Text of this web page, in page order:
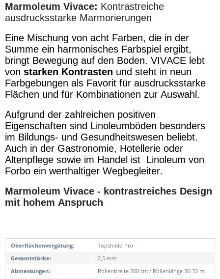
Marmoleum Vivace: Kontrastreiche
ausdrucksstarke Marmorierungen
Eine Mischung von acht Farben, die in der
Summe ein harmonisches Farbspiel ergibt,
bringt Bewegung auf den Boden. VIVACE lebt
von starken Kontrasten und steht in neun
Farbgebungen als Favorit für ausdrucksstarke
Flächen und für Kombinationen zur Auswahl.
Aufgrund der zahlreichen positiven
Eigenschaften sind Linoleumböden besonders
im Bildungs- und Gesundheitswesen beliebt.
Auch in der Gastronomie, Hotellerie oder
Altenpflege sowie im Handel ist Linoleum von
Forbo ein werthaltiger Wegbegleiter.
Marmoleum Vivace - kontrastreiches Design
mit hohem Anspruch
Oberflächenvergütung:
Topshield Pro
Gesamtstärke:
2,5 mm
Abmessungen:
Rollenbreite 200 cm / Rollenlänge 30-33 m